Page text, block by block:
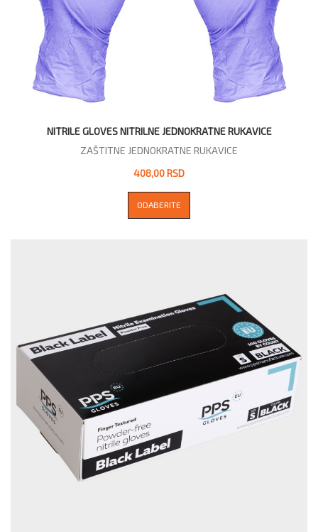
NITRILE GLOVES NITRILNE JEDNOKRATNE RUKAVICE
ZAŠTITNE JEDNOKRATNE RUKAVICE
408,00 RSD
ODABERITE